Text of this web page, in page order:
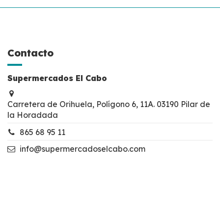
Contacto
Supermercados El Cabo
Carretera de Orihuela, Polígono 6, 11A. 03190 Pilar de
la Horadada
865 68 95 11
info@supermercadoselcabo.com